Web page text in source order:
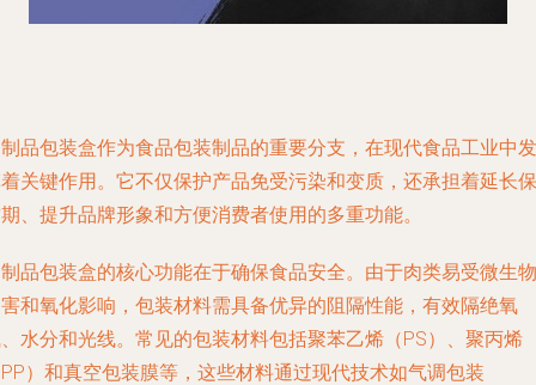
品包装盒作为食品包装制品的重要分支，在现代食品工业中发
关键作用。它不仅保护产品免受污染和变质，还承担着延长保
、提升品牌形象和方便消费者使用的多重功能。
品包装盒的核心功能在于确保食品安全。由于肉类易受微生物
和氧化影响，包装材料需具备优异的阻隔性能，有效隔绝氧
水分和光线。常见的包装材料包括聚苯乙烯（PS）、聚丙烯
）和真空包装膜等，这些材料通过现代技术如气调包装